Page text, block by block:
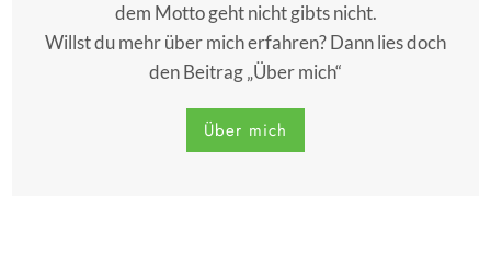
dem Motto geht nicht gibts nicht.
Willst du mehr über mich erfahren? Dann lies doch
den Beitrag „Über mich“
Über mich